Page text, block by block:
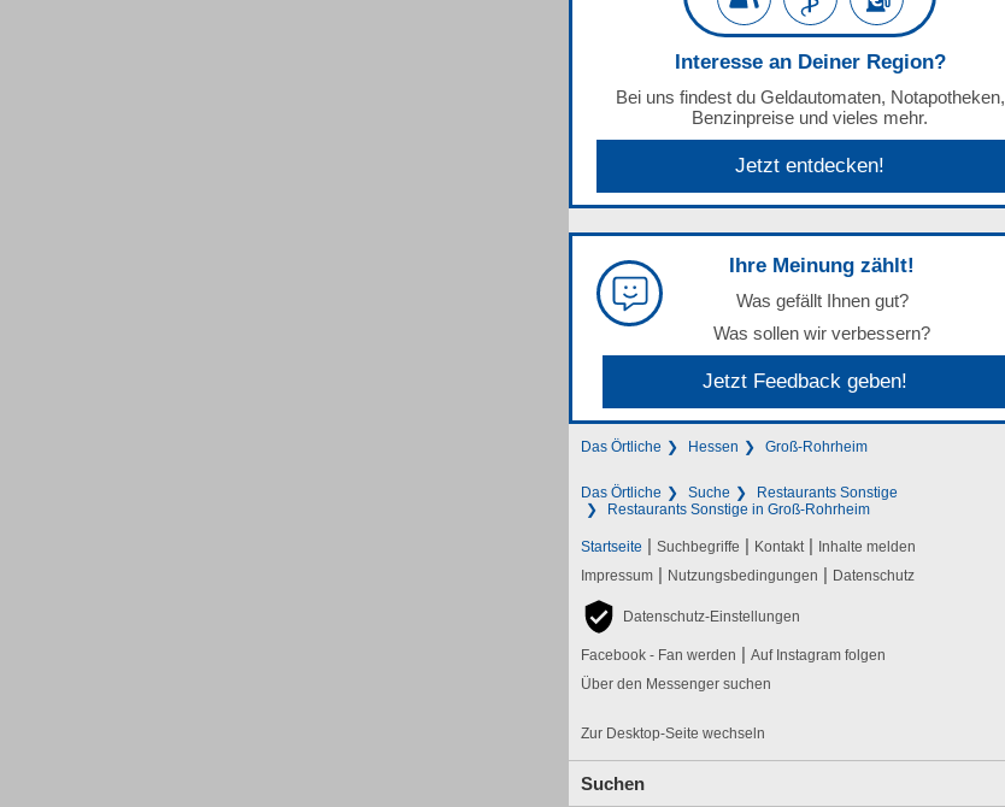
Interesse an Deiner Region?
Bei uns findest du Geldautomaten, Notapotheken,
Benzinpreise und vieles mehr.
Jetzt entdecken!
Ihre Meinung zählt!
Was gefällt Ihnen gut?
Was sollen wir verbessern?
Jetzt Feedback geben!
Das Örtliche Hessen Groß-Rohrheim
Das Örtliche Suche
Restaurants Sonstige
Restaurants Sonstige in Groß-Rohrheim
Startseite | Suchbegriffe | Kontakt | Inhalte melden
Impressum | Nutzungsbedingungen | Datenschutz
Datenschutz-Einstellungen
Facebook - Fan werden | Auf Instagram folgen
Über den Messenger suchen
Zur Desktop-Seite wechseln
Suchen